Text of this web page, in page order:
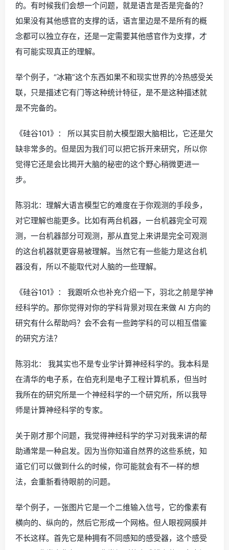
的。有时候我们会想一个问题，就是语言是否是完备的？
如果没有其他感官的支撑的话，语言里边是不是所有的概
念都可以独立存在，还是一定需要其他感官作为支撑，才
有可能实现真正的理解。
举个例子，“冰箱”这个东西如果不和现实世界的冷热感受关
联，只是描述它有门等这种统计特征，是不是这种描述就
是不完备的。
《硅谷101》： 所以其实目前大模型跟大脑相比，它还是欠
缺非常多的。但是因为我们可以把它拆开来研究，所以你
觉得它还是会比揭开大脑的秘密的这个野心稍微更进一
步。
陈羽北：理解大语言模型它的难度在于你观测的手段多，
对它理解也能更多。比如有两台机器，一台机器完全可观
测，一台机器部分可观测，那从直觉上来讲是完全可观测
的这台机器就更容易被理解。当然它有一些能力是这台机
器没有，所以不能取代对人脑的一些理解。
《硅谷101》： 我跟听众也补充介绍一下，羽北之前是学神
经科学的。那你觉得对你的学科背景对现在来做 AI 方向的
研究有什么帮助吗？会不会有一些跨学科的可以相互借鉴
的研究方法？
陈羽北： 我其实也不是专业学计算神经科学的。我本科是
在清华的电子系，在伯克利是电子工程计算机系，但当时
我所在的研究所是一个神经科学的一个研究所，所以我导
师是计算神经科学的专家。
关于刚才那个问题，我觉得神经科学的学习对我来讲的帮
助通常是一种启发。因为当你知道自然界的这些系统，知
道它们可以做到什么的时候，你可能就会有不一样的想
法，会重新看待眼前的问题。
举个例子，一张图片它是一个二维输入信号，它的像素有
横向的、纵向的，然后它形成一个网格。但人眼视网膜并
不长这样。首先它是种拥有不同感知的感受器，这个感受